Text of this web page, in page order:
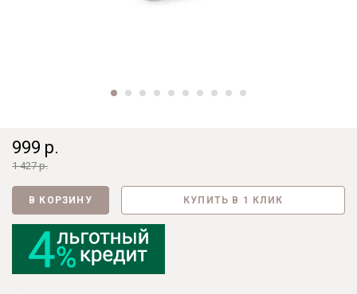
999 р.
1 427 р.
В КОРЗИНУ КУПИТЬ В 1 КЛИК